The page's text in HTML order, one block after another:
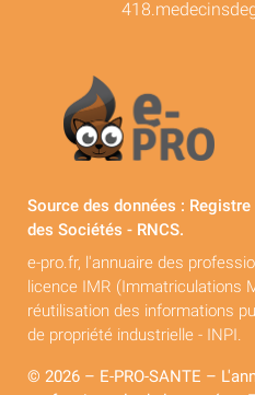
Source des données :
des Sociétés - RNCS.
e-pro.fr, l'annuaire des
licence IMR (Immatriculations
réutilisation des informations
de propriété industrielle - INPI.
© 2026 – E-PRO-SANTE –